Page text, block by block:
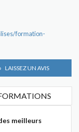
formation-
LAISSEZ UN AVIS
meilleurs